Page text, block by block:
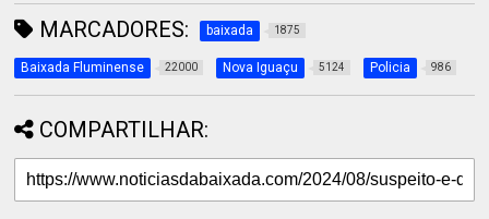
MARCADORES: baixada 1875
Baixada Fluminense 22000 Nova Iguaçu 5124 Policia 986
COMPARTILHAR: